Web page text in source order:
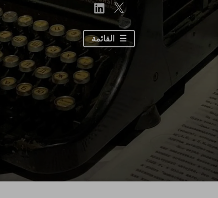
Twitter
linkedin